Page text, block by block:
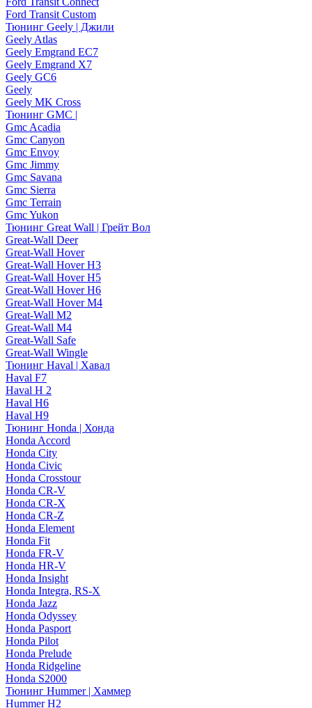
Ford Transit Custom
Тюнинг Geely | Джили
Geely Atlas
Geely Emgrand EC7
Geely Emgrand X7
Geely GC6
Geely
Geely MK Cross
Тюнинг GMC |
Gmc Acadia
Gmc Canyon
Gmc Envoy
Gmc Jimmy
Gmc Savana
Gmc Sierra
Gmc Terrain
Gmc Yukon
Тюнинг Great Wall | Грейт Вол
Great-Wall Deer
Great-Wall Hover
Great-Wall Hover H3
Great-Wall Hover H5
Great-Wall Hover H6
Great-Wall Hover M4
Great-Wall M2
Great-Wall M4
Great-Wall Safe
Great-Wall Wingle
Тюнинг Haval | Хавал
Haval F7
Haval H 2
Haval H6
Haval H9
Тюнинг Honda | Хонда
Honda Accord
Honda City
Honda Civic
Honda Crosstour
Honda CR-V
Honda CR-X
Honda CR-Z
Honda Element
Honda Fit
Honda FR-V
Honda HR-V
Honda Insight
Honda Integra, RS-X
Honda Jazz
Honda Odyssey
Honda Pasport
Honda Pilot
Honda Prelude
Honda Ridgeline
Honda S2000
Тюнинг Hummer | Хаммер
Hummer H2